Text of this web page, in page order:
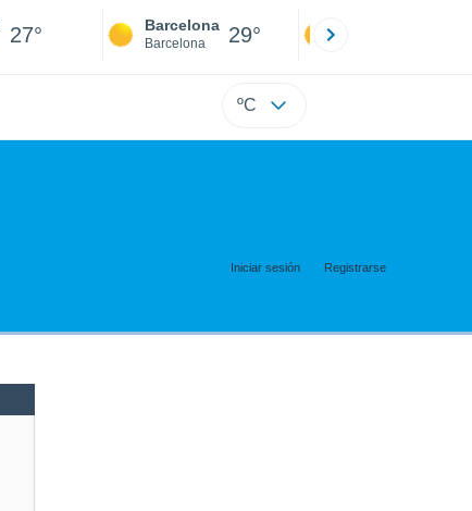
27° Barcelona
Barcelona 29°
ºC
Iniciar sesión Registrarse